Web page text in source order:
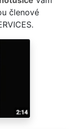
členové